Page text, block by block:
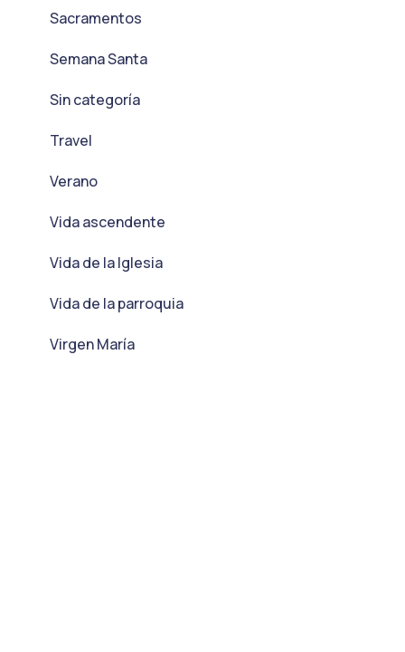
Sacramentos
Semana Santa
Sin categoría
Travel
Verano
Vida ascendente
Vida de la Iglesia
Vida de la parroquia
Virgen María